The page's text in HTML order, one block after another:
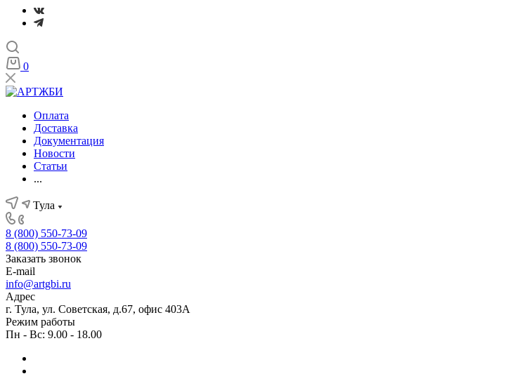
0
Оплата
Доставка
Документация
Новости
Статьи
...
Тула
8 (800) 550-73-09
8 (800) 550-73-09
Заказать звонок
E-mail
info@artgbi.ru
Адрес
г. Тула, ул. Советская, д.67, офис 403А
Режим работы
Пн - Вс: 9.00 - 18.00